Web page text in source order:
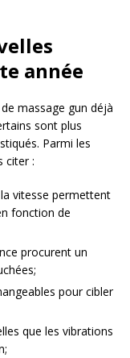
année
massage gun déjà
sont plus
Parmi les
citer :
vitesse permettent
fonction de
procurent un
pour cibler
que les vibrations